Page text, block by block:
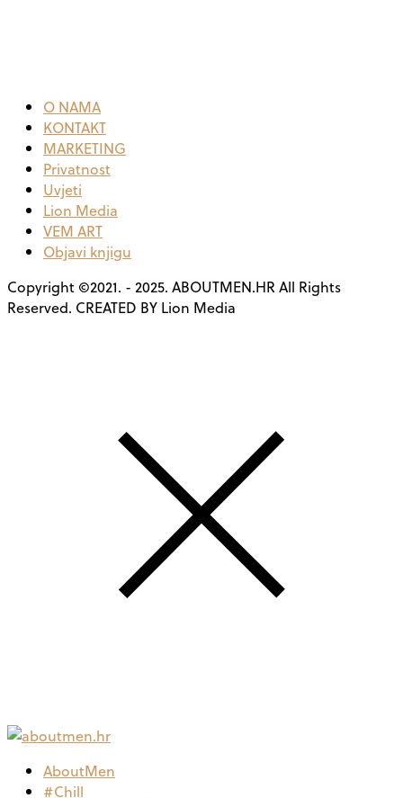
O NAMA
KONTAKT
MARKETING
Privatnost
Uvjeti
Lion Media
VEM ART
Objavi knjigu
Copyright ©2021. - 2025. ABOUTMEN.HR All Rights
Reserved. CREATED BY Lion Media
AboutMen
#Chill